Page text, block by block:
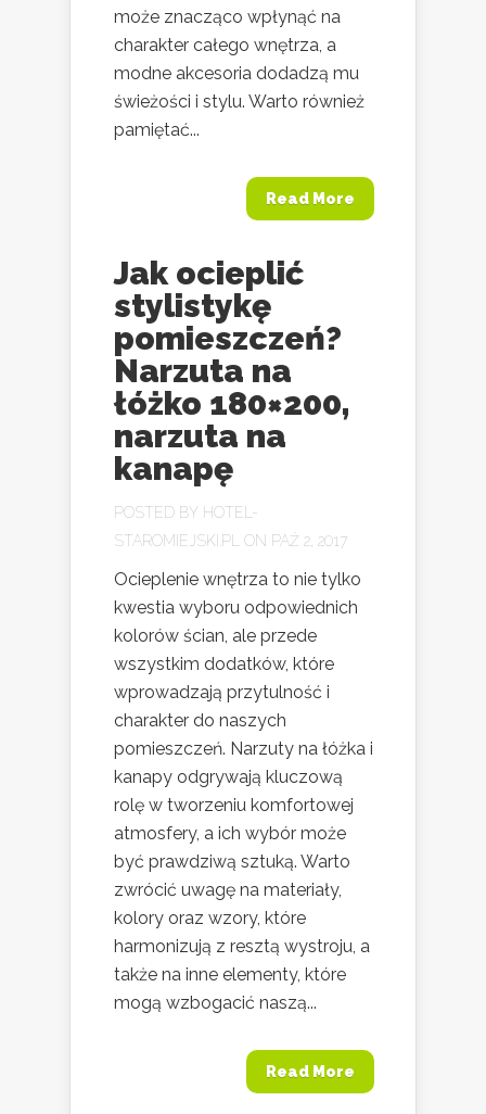
może znacząco wpłynąć na
charakter całego wnętrza, a
modne akcesoria dodadzą mu
świeżości i stylu. Warto również
pamiętać...
Read More
Jak ocieplić
stylistykę
pomieszczeń?
Narzuta na
łóżko 180×200,
narzuta na
kanapę
POSTED BY HOTEL-
STAROMIEJSKI.PL
ON PAŹ 2, 2017
Ocieplenie wnętrza to nie tylko
kwestia wyboru odpowiednich
kolorów ścian, ale przede
wszystkim dodatków, które
wprowadzają przytulność i
charakter do naszych
pomieszczeń. Narzuty na łóżka i
kanapy odgrywają kluczową
rolę w tworzeniu komfortowej
atmosfery, a ich wybór może
być prawdziwą sztuką. Warto
zwrócić uwagę na materiały,
kolory oraz wzory, które
harmonizują z resztą wystroju, a
także na inne elementy, które
mogą wzbogacić naszą...
Read More